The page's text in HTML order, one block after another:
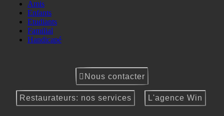
Amis
Enfants
Etudiants
Familial
Handicapé
Nous contacter
Restaurateurs: nos services L'agence Win